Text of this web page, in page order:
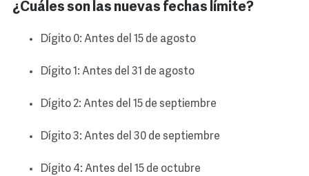
¿Cuáles son las nuevas fechas límite?
Dígito 0: Antes del 15 de agosto
Dígito 1: Antes del 31 de agosto
Dígito 2: Antes del 15 de septiembre
Dígito 3: Antes del 30 de septiembre
Dígito 4: Antes del 15 de octubre